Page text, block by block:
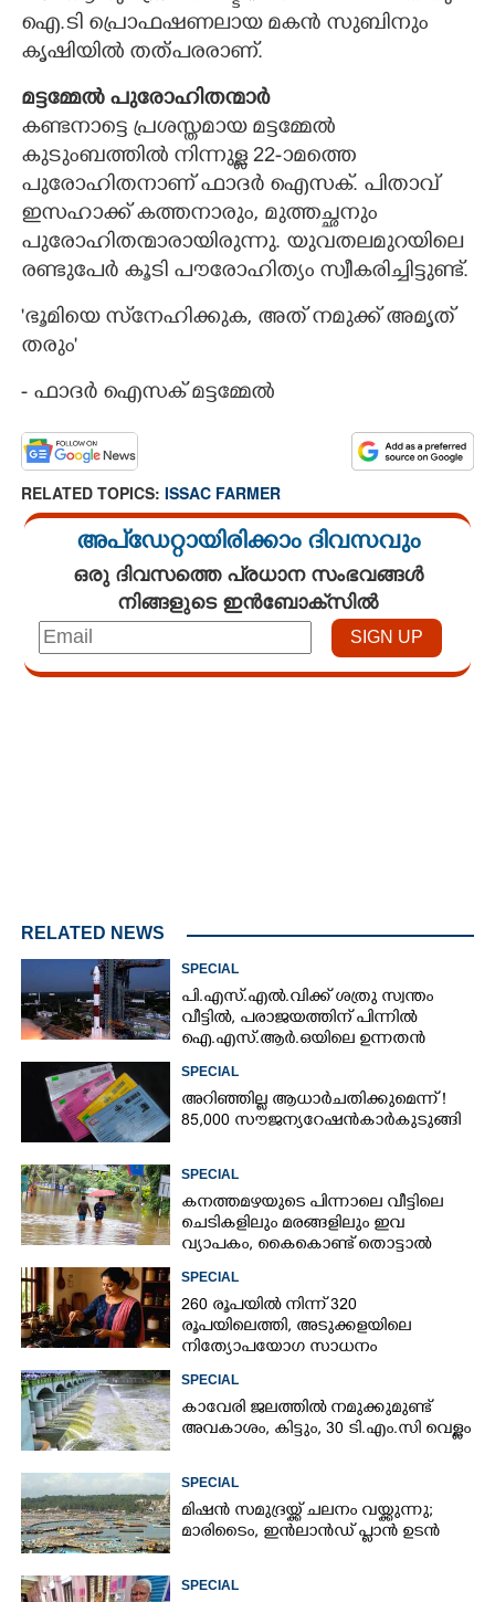
ഐ.ടി പ്രൊഫഷണലായ മകൻ സുബിനും
കൃഷിയിൽ തത്പരരാണ്.
മട്ടമ്മേൽ പുരോഹിതന്മാർ
കണ്ടനാട്ടെ പ്രശസ്തമായ മട്ടമ്മേൽ
കുടുംബത്തിൽ നിന്നുള്ള 22-ാമത്തെ
പുരോഹിതനാണ് ഫാദർ ഐസക്. പിതാവ്
ഇസഹാക്ക് കത്തനാരും, മുത്തച്ഛനും
പുരോഹിതന്മാരായിരുന്നു. യുവതലമുറയിലെ
രണ്ടുപേർ കൂടി പൗരോഹിത്യം സ്വീകരിച്ചിട്ടുണ്ട്.
'ഭൂമിയെ സ്‌നേഹിക്കുക, അത് നമുക്ക് അമൃത്
തരും"
- ഫാദർ ഐസക് മട്ടമ്മേൽ
RELATED TOPICS: ISSAC FARMER
അപ്ഡേറ്റായിരിക്കാം ദിവസവും
ഒരു ദിവസത്തെ പ്രധാന സംഭവങ്ങൾ
നിങ്ങളുടെ ഇൻബോക്സിൽ
RELATED NEWS
SPECIAL
പി.എസ്.എൽ.വിക്ക് ശത്രു സ്വന്തം
വീട്ടിൽ,​ പരാജയത്തിന് പിന്നിൽ
ഐ.എസ്.ആർ.ഒയിലെ ഉന്നതൻ
SPECIAL
അറിഞ്ഞില്ല ആധാർ ചതിക്കുമെന്ന് !
85,000 സൗജന്യ റേഷൻകാർ കുടുങ്ങി
SPECIAL
കനത്തമഴയുടെ പിന്നാലെ വീട്ടിലെ
ചെടികളിലും മരങ്ങളിലും ഇവ
വ്യാപകം, കൈകൊണ്ട് തൊട്ടാൽ
SPECIAL
260 രൂപയിൽ നിന്ന് 320
രൂപയിലെത്തി, അടുക്കളയിലെ
നിത്യോപയോഗ സാധനം
SPECIAL
കാവേരി ജലത്തിൽ നമുക്കുമുണ്ട്
അവകാശം, കിട്ടും, 30 ടി.എം.സി വെള്ളം
SPECIAL
മിഷൻ സമുദ്ര‌യ്ക്ക് ചലനം വയ്ക്കുന്നു;
മാരിടൈം, ഇൻലാൻഡ് പ്ലാൻ ഉടൻ
SPECIAL